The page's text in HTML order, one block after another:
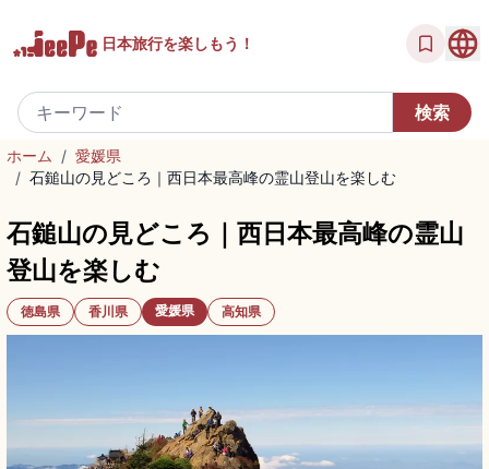
日本旅行を楽しもう！
ホーム / 愛媛県
/ 石鎚山の見どころ｜西日本最高峰の霊山登山を楽しむ
石鎚山の見どころ｜西日本最高峰の霊山
登山を楽しむ
徳島県 香川県 愛媛県 高知県